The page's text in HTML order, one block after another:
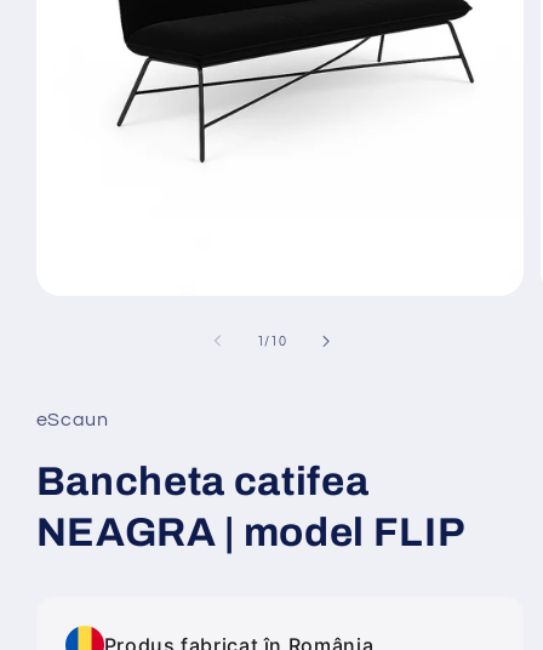
fereastră
modală
1 /din
10
eScaun
Bancheta catifea
NEAGRA | model FLIP
Produs fabricat în România